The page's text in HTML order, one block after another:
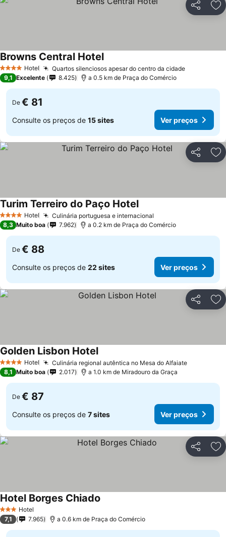
Partilhar
4 EstrelasHotel Quartos silenciosos apesar do centro da cidade
Browns Central Hotel
9,1 Excelente 8.425 a 0.5 km de Praça do Comércio
De € 81
Consulte os preços de 15 sites Ver preços
Partilhar
4 EstrelasHotel Culinária portuguesa e internacional
Turim Terreiro do Paço Hotel
8,3 Muito boa 7.962 a 0.2 km de Praça do Comércio
De € 88
Consulte os preços de 22 sites Ver preços
Partilhar
4 EstrelasHotel Culinária regional autêntica no Mesa do Alfaiate
Golden Lisbon Hotel
8,1 Muito boa 2.017 a 1.0 km de Miradouro da Graça
De € 87
Consulte os preços de 7 sites Ver preços
Partilhar
3 EstrelasHotel
Hotel Borges Chiado
7,1 7.965 a 0.6 km de Praça do Comércio